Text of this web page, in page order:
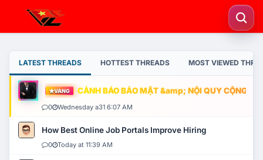
LATEST THREADS HOTTEST THREADS MOST VIEWED
VÀNG CẢNH BÁO BẢO MẬT &amp; NỘI QUY CỘNG
0 Wednesday a31 6:07 AM
How Best Online Job Portals Improve Hiring
0 Today at 11:39 AM